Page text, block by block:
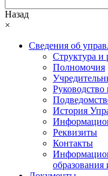
Назад
×
Сведения об
Структура и
Полномочия
Руководство
История
Реквизиты
Контакты